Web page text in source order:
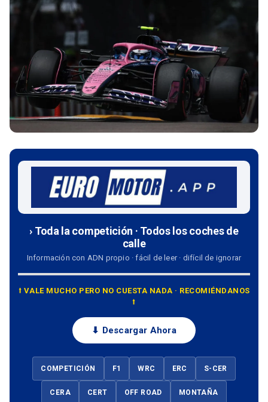
› Toda la competición · Todos los coches de
calle
Información con ADN propio · fácil de leer · difícil de ignorar
⭡ VALE MUCHO PERO NO CUESTA NADA · RECOMIÉNDANOS
⭡
⬇ Descargar Ahora
COMPETICIÓN F1 WRC ERC S-CER
CERA CERT OFF ROAD MONTAÑA